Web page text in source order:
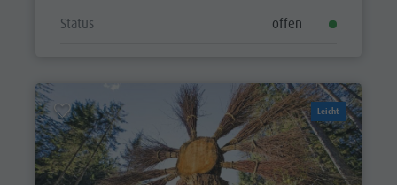
Status offen
Leicht